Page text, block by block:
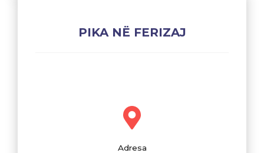
PIKA NË FERIZAJ
Adresa